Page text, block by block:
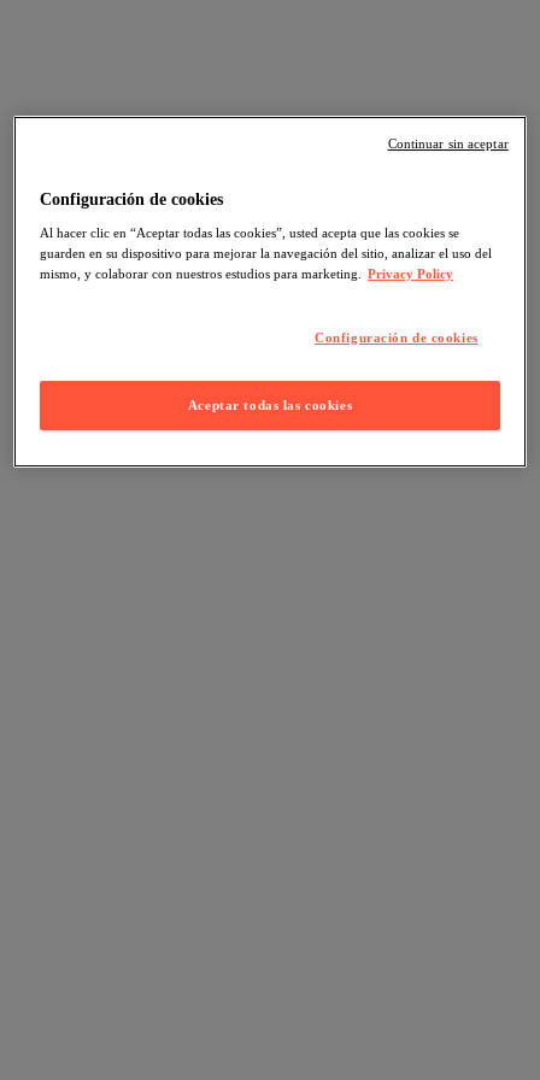
Configuración de cookies
Al hacer clic en “Aceptar todas las cookies”, usted acepta que las cookies se
guarden en su dispositivo para mejorar la navegación del sitio, analizar el uso del
mismo, y colaborar con nuestros estudios para marketing. Privacy Policy
Configuración de cookies
Aceptar todas las cookies
Continuar sin aceptar